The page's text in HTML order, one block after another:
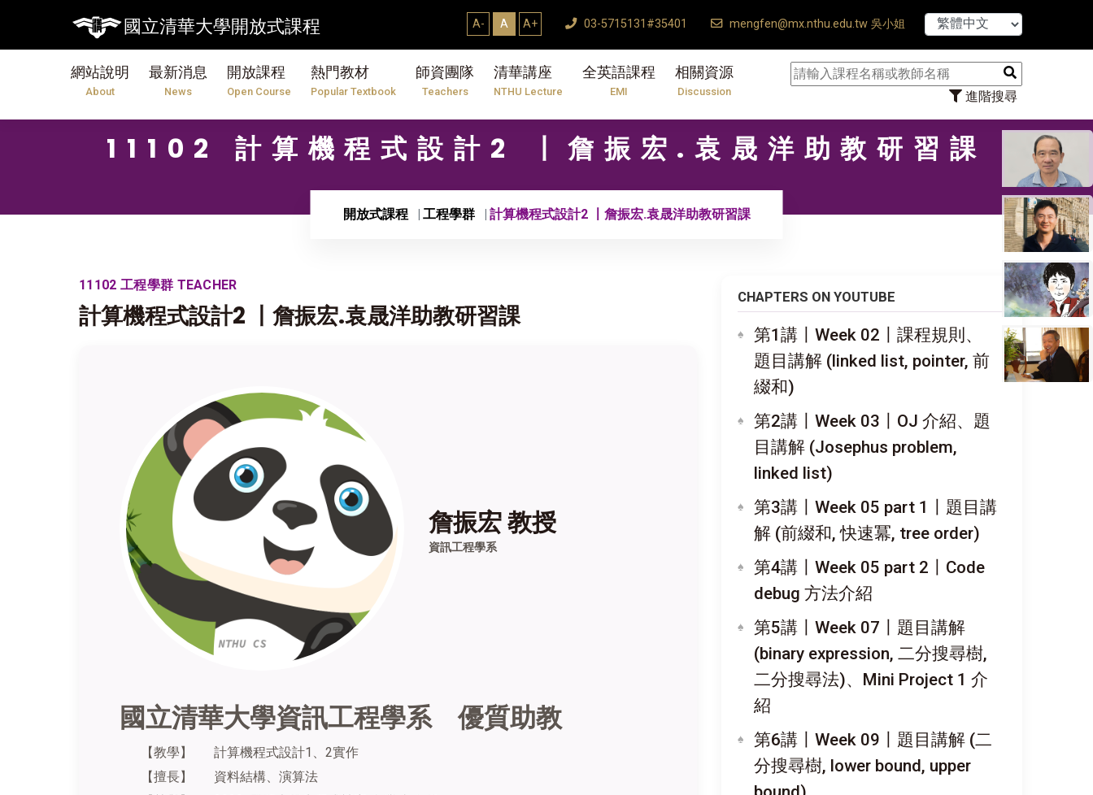
國立清華大學開放式課程 A- A A+ 03-5715131#35401 mengfen@mx.nthu.edu.tw 吳小姐
網站說明
About
最新消息
News
開放課程
Open Course
熱門教材
Popular Textbook
師資團隊
Teachers
清華講座
NTHU Lecture
全英語課程
EMI
相關資源
Discussion 進階搜尋
【7/31】114學
11102 計算機程式設計2 〡詹振宏.袁晟洋助教研習課
開放式課程 工程學群 計算機程式設計2 〡詹振宏.袁晟洋助教研習課
11102 工程學群 TEACHER
計算機程式設計2 〡詹振宏.袁晟洋助教研習課
詹振宏 教授
資訊工程學系
國立清華大學資訊工程學系 優質助教
【教學】
計算機程式設計1、2實作
【擅長】
資料結構、演算法
CHAPTERS ON YOUTUBE
第1講〡Week 02〡課程規則、
題目講解 (linked list, pointer, 前
綴和)
第2講〡Week 03〡OJ 介紹、題
目講解 (Josephus problem,
linked list)
第3講〡Week 05 part 1〡題目講
解 (前綴和, 快速冪, tree order)
第4講〡Week 05 part 2〡Code
debug 方法介紹
第5講〡Week 07〡題目講解
(binary expression, 二分搜尋樹,
二分搜尋法)、Mini Project 1 介
紹
第6講〡Week 09〡題目講解 (二
分搜尋樹, lower bound, upper